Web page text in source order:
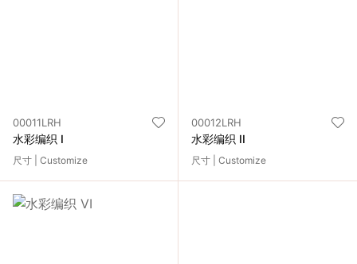
00011LRH
水彩编织 I
尺寸 | Customize
00012LRH
水彩编织 II
尺寸 | Customize